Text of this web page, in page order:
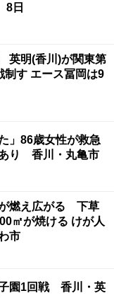
8日
英明(香川)が関東第
制す エース冨岡は9
」86歳女性が救急
り 香川・丸亀市
燃え広がる 下草
㎡が焼ける けが人
市
子園1回戦 香川・英